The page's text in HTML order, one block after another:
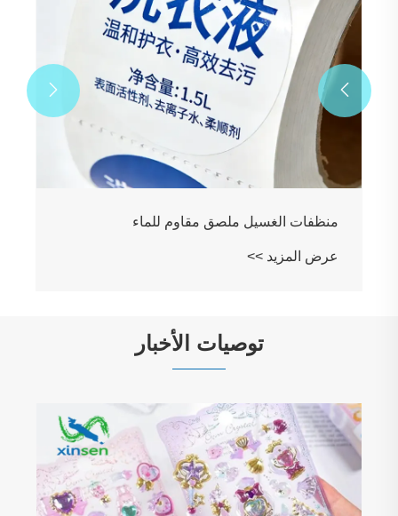
منظفات الغسيل ملصق مقاوم للماء
عرض المزيد >>


توصيات الأخبار